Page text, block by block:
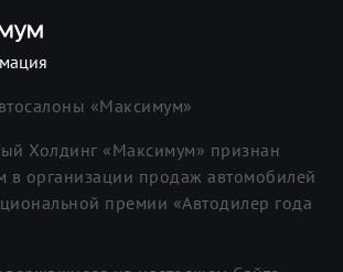
«Максимум»
Холдинг «Максимум» признан
в организации продаж автомобилей
премии «Автодилер года